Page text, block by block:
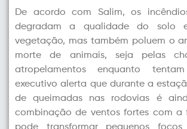
De acordo com Salim, os
degradam a qualidade do solo
vegetação, mas também poluem o
morte de animais, seja pelas
atropelamentos enquanto
executivo alerta que durante a
de queimadas nas rodovias é
combinação de ventos fortes com a